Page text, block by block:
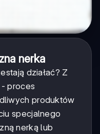
nerka
działać? Z
proces
produktów
specjalnego
nerką lub